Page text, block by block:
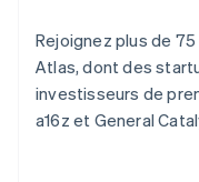
Rejoignez plus de
Atlas, dont des
investisseurs de
a16z et General